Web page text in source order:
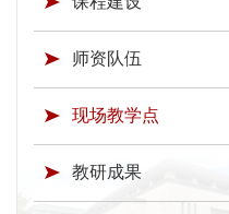
师资队伍
现场教学点
教研成果